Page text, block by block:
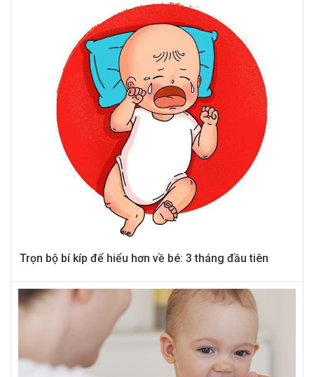
Trọn bộ bí kíp để hiểu hơn về bé: 3 tháng đầu tiên